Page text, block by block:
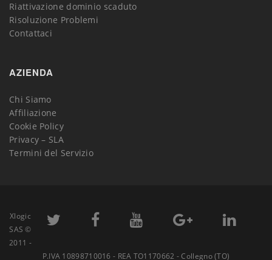
Riattivazione dominio scaduto
Risoluzione Problemi
Contattaci
AZIENDA
Chi Siamo
Affiliazione
Cookie Policy
Privacy – SLA
Termini del Servizio
Xlogic
SAS ©
2011 -
P.IVA 10898710016 - REA TO1170662 - Collegno (TO)